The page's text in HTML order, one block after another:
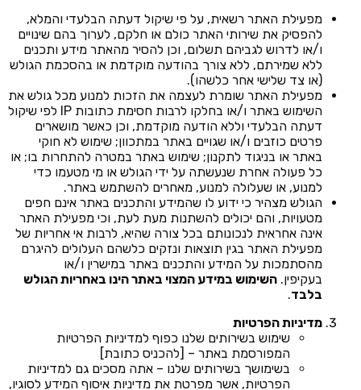
מפעילת האתר רשאית, על פי שיקול דעתה הבלעדי והמלא,
להפסיק את שירותי האתר כולם או חלקם, לערוך בהם שינויים
ו/או לדרוש לגביהם תשלום, וכן להסיר מהאתר מידע ותכנים
ללא שמירתם, ללא צורך בהודעה מוקדמת או בהסכמת הגולש
(או צד שלישי אחר כלשהו).
מפעילת האתר שומרת לעצמה את הזכות למנוע מכל גולש את
השימוש באתר ו/או בחלקו לרבות חסימת כתובות IP לפי שיקול
דעתה הבלעדי וללא הודעה מוקדמת, וכן כאשר מושארים
פרטים כוזבים ו/או שגויים באתר במתכוון; שימוש לא חוקי
באתר או בניגוד לתקנון; שימוש באתר במטרה להתחרות בו; או
כל פעולה אחרת שנעשתה על ידי הגולש או מי מטעמו כדי
למנוע, או שעלולה למנוע, מאחרים להשתמש באתר.
הגולש מצהיר כי ידוע לו שהמידע והתכנים באתר אינם חפים
מטעויות, והם יכולים להשתנות מעת לעת, וכי מפעילת האתר
אינה אחראית לנכונותם בכל צורה שהיא, לרבות אי אחריות של
מפעילת האתר בגין תוצאות ונזקים כלשהם העלולים להיגרם
מהסתמכות על המידע והתכנים באתר במישרין ו/או
בעקיפין. השימוש במידע המצוי באתר הינו באחריות הגולש
בלבד.
מדיניות הפרטיות
שימוש בשירותים שלנו כפוף למדיניות הפרטיות
המפורסמת באתר – [להכניס כתובת]
בשימושך בשירותים שלנו – אתה מסכים גם למדיניות
הפרטיות, אשר מפרטת את מדיניות איסוף המידע לסוגיו,